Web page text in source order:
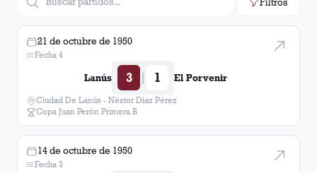
21 de octubre de 1950
Fecha 4
Lanús 3 | 1 El Porvenir
Ciudad De Lanús - Néstor Diaz Pérez
Copa Juan Perón Primera B
14 de octubre de 1950
Fecha 3